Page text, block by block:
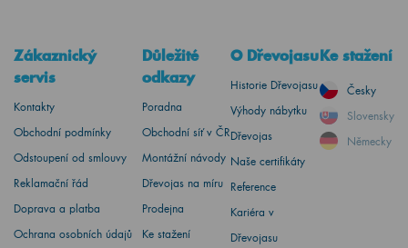
Zákaznický
servis
Kontakty
Obchodní podmínky
Odstoupení od smlouvy
Reklamační řád
Doprava a platba
Ochrana osobních údajů
Důležité
odkazy
Poradna
Obchodní síť v ČR
Montážní návody
Dřevojas na míru
Prodejna
Ke stažení
O Dřevojasu
Historie Dřevojasu
Výhody nábytku
Dřevojas
Naše certifikáty
Reference
Kariéra v
Dřevojasu
Ke stažení
Česky
Slovensky
Německy